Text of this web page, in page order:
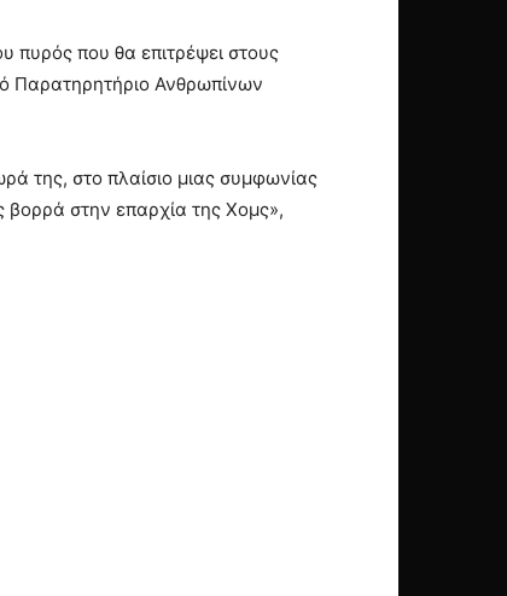
πυρός που θα επιτρέψει στους
Παρατηρητήριο Ανθρωπίνων
της, στο πλαίσιο μιας συμφωνίας
βορρά στην επαρχία της Χομς»,